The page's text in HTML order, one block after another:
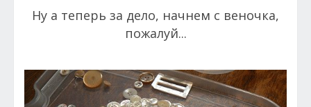
Ну а теперь за дело, начнем с веночка,
пожалуй...